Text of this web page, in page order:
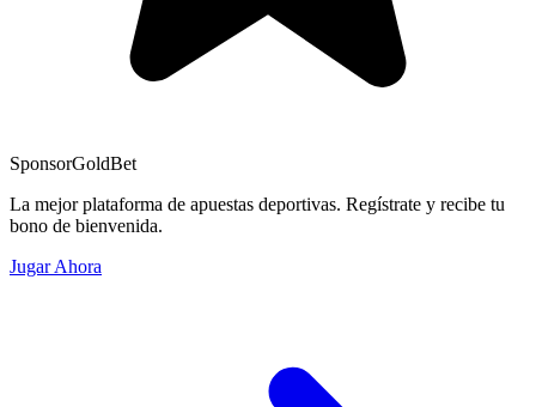
SponsorGoldBet
La mejor plataforma de apuestas deportivas. Regístrate y recibe tu
bono de bienvenida.
Jugar Ahora